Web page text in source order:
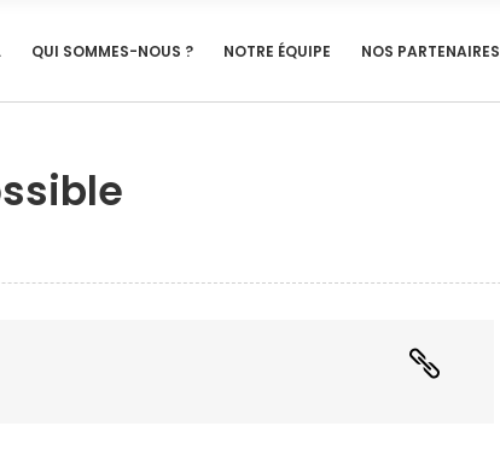
QUI SOMMES-NOUS ? NOTRE ÉQUIPE NOS PARTENAIRES